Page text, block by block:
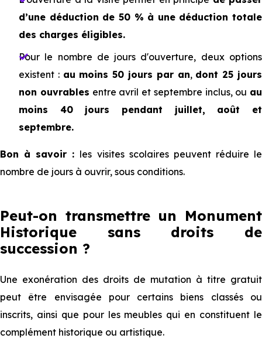
d’une déduction de 50 % à une déduction totale
des charges éligibles.
Pour le nombre de jours d'ouverture, deux options
existent : au moins 50 jours par an, dont 25 jours
non ouvrables entre avril et septembre inclus, ou au
moins 40 jours pendant juillet, août et
septembre.
Bon à savoir : les visites scolaires peuvent réduire le
nombre de jours à ouvrir, sous conditions.
Peut-on transmettre un Monument
Historique sans droits de
succession ?
Une exonération des droits de mutation à titre gratuit
peut être envisagée pour certains biens classés ou
inscrits, ainsi que pour les meubles qui en constituent le
complément historique ou artistique.